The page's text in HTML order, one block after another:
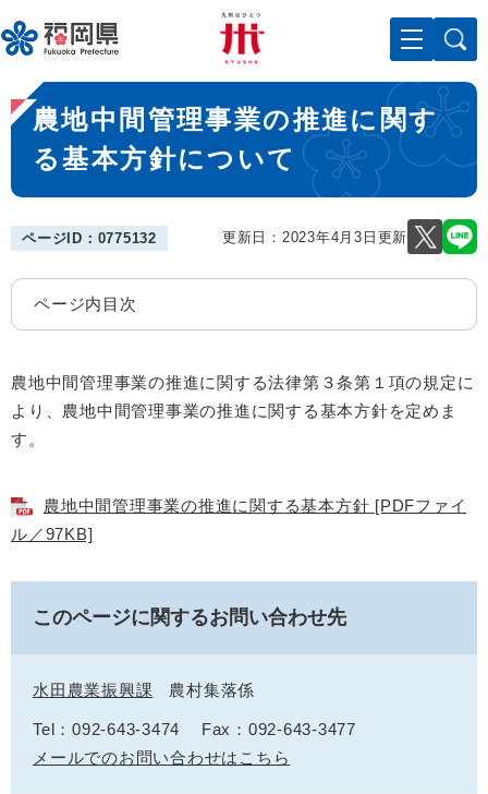
ー
ジ
先
頭
。
メニューを飛ばして本文へ
本
文
農地中間管理事業の推進に関す
る基本方針について
ページID：0775132 更新日：2023年4月3日更新
ページ内目次
農地中間管理事業の推進に関する法律第３条第１項の規定に
より、農地中間管理事業の推進に関する基本方針を定めま
す。
農地中間管理事業の推進に関する基本方針 [PDFファイ
ル／97KB]
このページに関するお問い合わせ先
水田農業振興課 農村集落係
Tel：092-643-3474
Fax：092-643-3477
メールでのお問い合わせはこちら